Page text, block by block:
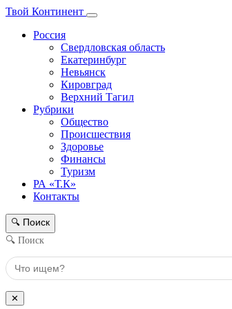
Твой Континент
Россия
Свердловская область
Екатеринбург
Невьянск
Кировград
Верхний Тагил
Рубрики
Общество
Происшествия
Здоровье
Финансы
Туризм
РА «Т.К»
Контакты
🔍 Поиск
🔍 Поиск
✕